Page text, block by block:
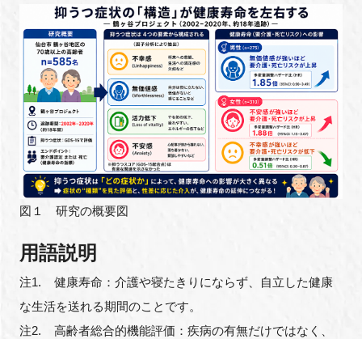
図１ 研究の概要図
用語説明
注1. 健康寿命：介護や寝たきりにならず、自立した健康
な生活を送れる期間のことです。
注2. 高齢者総合的機能評価：疾病の有無だけではなく、